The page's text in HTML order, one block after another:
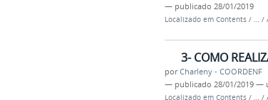
— publicado 28/01/2019
Localizado em Contents / … /
3- COMO
porCharleny - COORDENF
— publicado 28/01/2019 —
Localizado em Contents / … /